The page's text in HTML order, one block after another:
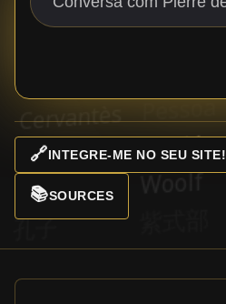
🔗INTEGRE-ME NO SEU SITE!
📚SOURCES